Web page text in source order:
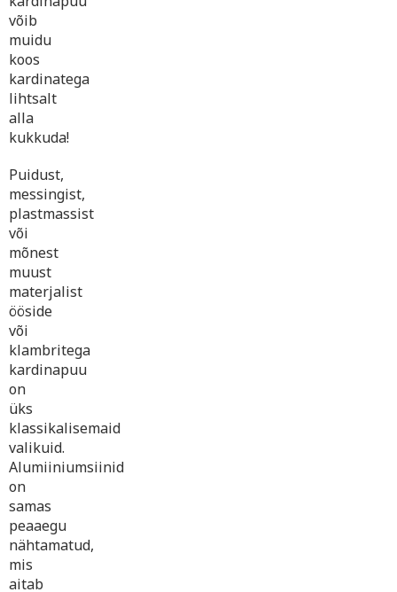
võib
muidu
koos
kardinatega
lihtsalt
alla
kukkuda!
Puidust,
messingist,
plastmassist
või
mõnest
muust
materjalist
ööside
või
klambritega
kardinapuu
on
üks
klassikalisemaid
valikuid.
Alumiiniumsiinid
on
samas
peaaegu
nähtamatud,
mis
aitab